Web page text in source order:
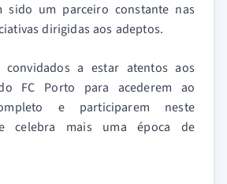
um parceiro constante nas
dirigidas aos adeptos.
convidados a estar atentos aos
FC Porto para acederem ao
e participarem neste
celebra mais uma época de